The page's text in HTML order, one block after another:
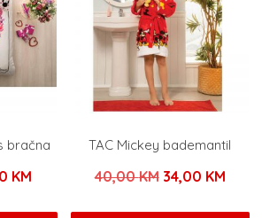
bračna
KM
TAC Mickey bademantil
40,00KM Izvorna
34,00 KM